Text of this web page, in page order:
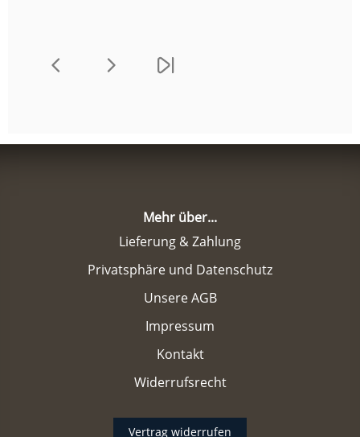
Mehr über...
Lieferung & Zahlung
Privatsphäre und Datenschutz
Unsere AGB
Impressum
Kontakt
Widerrufsrecht
Vertrag widerrufen